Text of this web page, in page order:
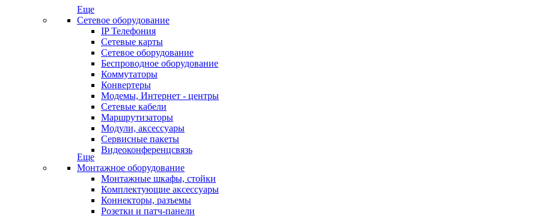
Еще
Сетевое оборудование
IP Телефония
Сетевые карты
Сетевое оборудование
Беспроводное оборудование
Коммутаторы
Конвертеры
Модемы, Интернет - центры
Сетевые кабели
Маршрутизаторы
Модули, аксессуары
Сервисные пакеты
Видеоконференцсвязь
Еще
Монтажное оборудование
Монтажные шкафы, стойки
Комплектующие аксессуары
Коннекторы, разъемы
Розетки и патч-панели